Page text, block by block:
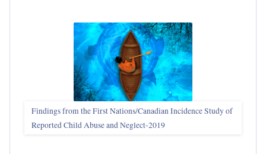
Findings from the First Nations/Canadian Incidence Study of
Reported Child Abuse and Neglect-2019